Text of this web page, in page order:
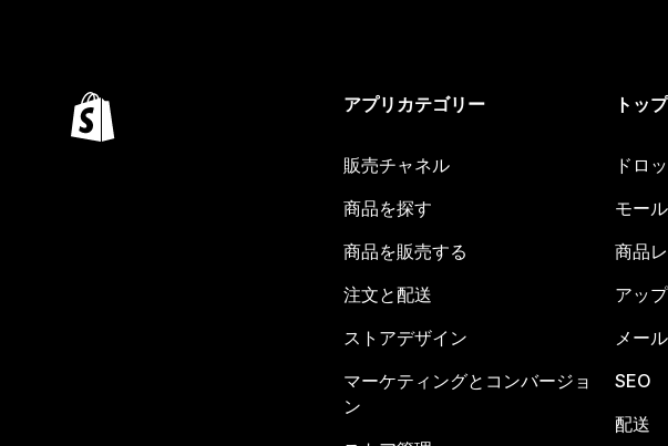
アプリカテゴリー
販売チャネル
商品を探す
商品を販売する
注文と配送
ストアデザイン
マーケティングとコンバージョ
ン
トッ
ドロ
モー
商品
アッ
メー
SEO
配送